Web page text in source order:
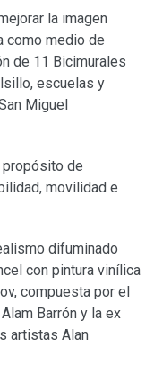
la imagen
como medio de
de 11 Bicimurales
escuelas y
Miguel
de
movilidad e
difuminado
con pintura vinílica
compuesta por el
Barrón y la ex
artistas Alan